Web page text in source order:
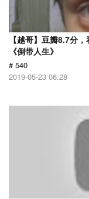
【越哥】豆瓣8.7分
《倒带人生》
# 540
2019-05-23 06:28